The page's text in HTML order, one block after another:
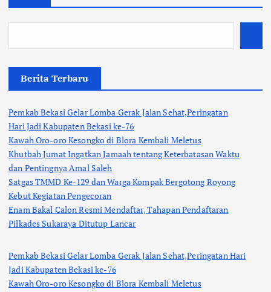
Berita Terbaru
Pemkab Bekasi Gelar Lomba Gerak Jalan Sehat,Peringatan
Hari Jadi Kabupaten Bekasi ke-76
Kawah Oro-oro Kesongko di Blora Kembali Meletus
Khutbah Jumat Ingatkan Jamaah tentang Keterbatasan Waktu
dan Pentingnya Amal Saleh
Satgas TMMD Ke-129 dan Warga Kompak Bergotong Royong
Kebut Kegiatan Pengecoran
Enam Bakal Calon Resmi Mendaftar, Tahapan Pendaftaran
Pilkades Sukaraya Ditutup Lancar
Pemkab Bekasi Gelar Lomba Gerak Jalan Sehat,Peringatan Hari
Jadi Kabupaten Bekasi ke-76
Kawah Oro-oro Kesongko di Blora Kembali Meletus